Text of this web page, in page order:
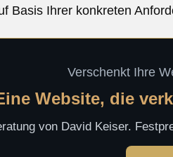
Basis Ihrer konkreten
Verschenkt Ihre
Website, die
von David Keiser.